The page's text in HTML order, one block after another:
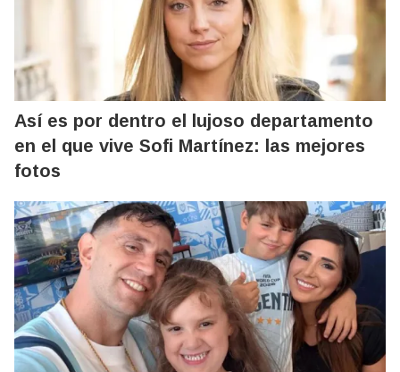
Así es por dentro el lujoso departamento
en el que vive Sofi Martínez: las mejores
fotos